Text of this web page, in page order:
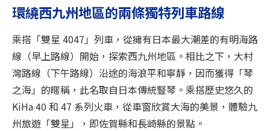
ANA 服務
關閉
環繞西九州地區的兩條獨特列車路線
乘搭「雙星 4047」列車，從擁有日本最大潮差的有明海路
線（早上路線）開始，探索西九州地區。相比之下，大村
灣路線（下午路線）沿途的海浪平和寧靜，因而獲得「琴
之海」的暱稱，此名取自日本傳統豎琴。乘搭歷史悠久的
KiHa 40 和 47 系列火車，從車窗欣賞大海的美景，體驗九
州旅遊「雙星」，即佐賀縣和長崎縣的景點。